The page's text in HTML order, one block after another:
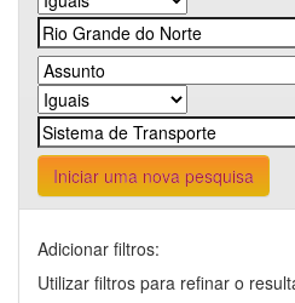
Iniciar uma nova pesquisa
Adicionar filtros:
Utilizar filtros para refinar o